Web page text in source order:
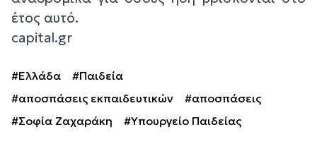
έτος αυτό.
capital.gr
#Ελλάδα
#Παιδεία
#αποσπάσεις εκπαιδευτικών
#αποσπάσεις
#Σοφία Ζαχαράκη
#Υπουργείο Παιδείας